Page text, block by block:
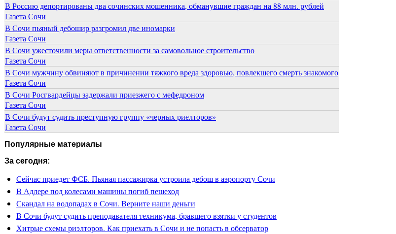
В Россию депортированы два сочинских мошенника, обманувшие граждан на 88 млн. рублей
Газета Сочи
В Сочи пьяный дебошир разгромил две иномарки
Газета Сочи
В Сочи ужесточили меры ответственности за самовольное строительство
Газета Сочи
В Сочи мужчину обвиняют в причинении тяжкого вреда здоровью, повлекшего смерть знакомого
Газета Сочи
В Сочи Росгвардейцы задержали приезжего с мефедроном
Газета Сочи
В Сочи будут судить преступную группу «черных риелторов»
Газета Сочи
Популярные материалы
За сегодня:
Сейчас приедет ФСБ. Пьяная пассажирка устроила дебош в аэропорту Сочи
В Адлере под колесами машины погиб пешеход
Скандал на водопадах в Сочи. Верните наши деньги
В Сочи будут судить преподавателя техникума, бравшего взятки у студентов
Хитрые схемы риэлторов. Как приехать в Сочи и не попасть в обсерватор